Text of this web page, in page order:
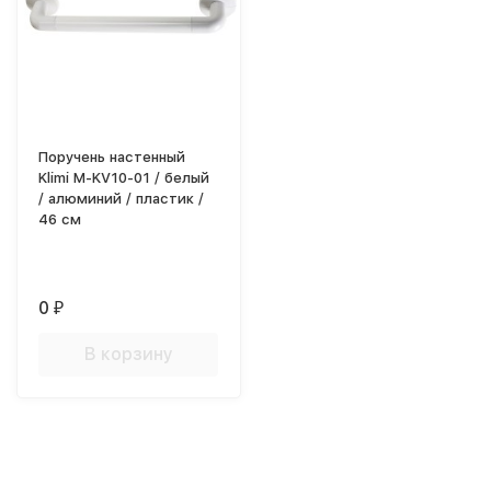
Поручень настенный
Klimi M-KV10-01 / белый
/ алюминий / пластик /
46 см
0₽
В корзину